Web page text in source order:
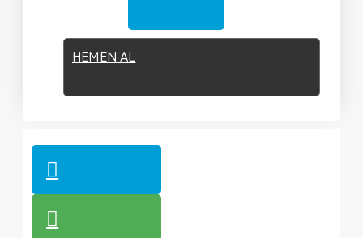
HEMEN AL